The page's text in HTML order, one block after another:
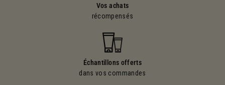
Vos achats
récompensés
Échantillons offerts
dans vos commandes